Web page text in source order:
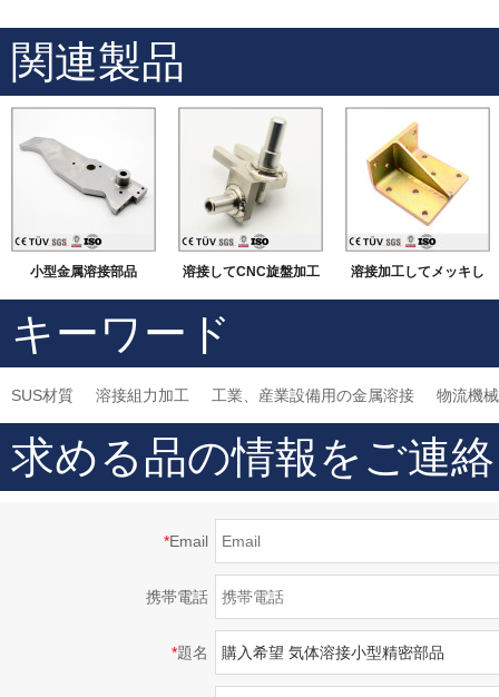
関連製品
小型金属溶接部品 溶接してCNC旋盤加工
などの機械加工
溶接加工してメッキし
ました部品
キーワード
SUS材質 溶接組力加工 工業、産業設備用の金属溶接 物流機械
求める品の情報をご連
*Email
携帯電話
*題名